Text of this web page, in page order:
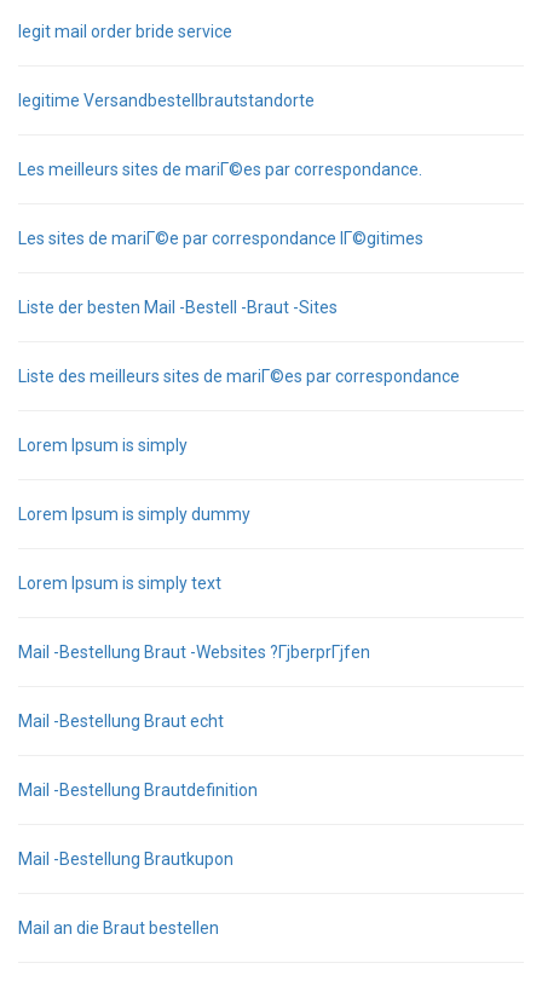
legit mail order bride service
legitime Versandbestellbrautstandorte
Les meilleurs sites de mariГ©es par correspondance.
Les sites de mariГ©e par correspondance lГ©gitimes
Liste der besten Mail -Bestell -Braut -Sites
Liste des meilleurs sites de mariГ©es par correspondance
Lorem Ipsum is simply
Lorem Ipsum is simply dummy
Lorem Ipsum is simply text
Mail -Bestellung Braut -Websites ?ГјberprГјfen
Mail -Bestellung Braut echt
Mail -Bestellung Brautdefinition
Mail -Bestellung Brautkupon
Mail an die Braut bestellen